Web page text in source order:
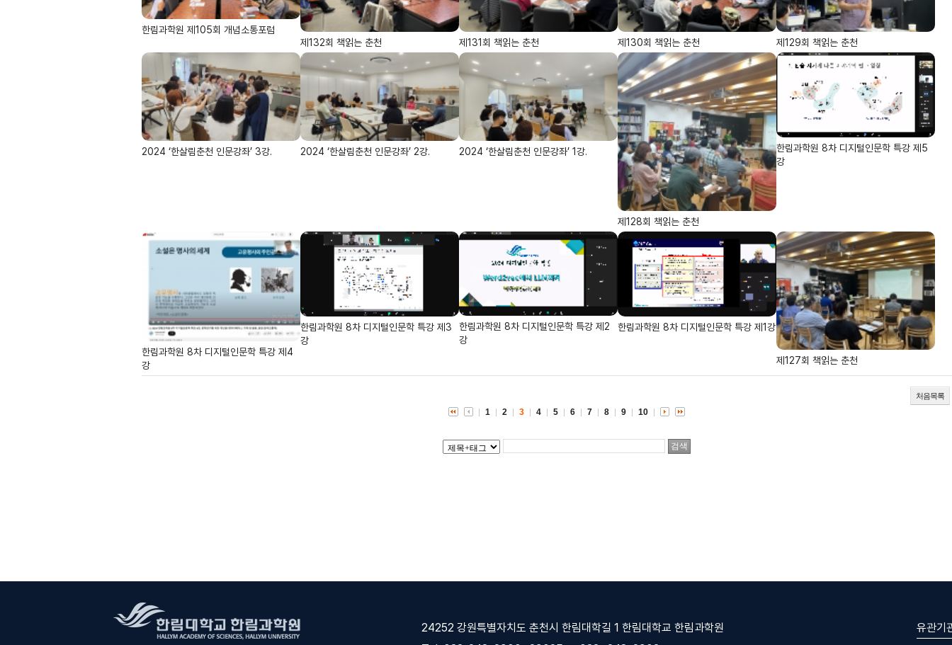
한림과학원 제105회 개념소통포럼
제132회 책읽는 춘천
제131회 책읽는 춘천 제130회 책읽는 춘천 제129회 책읽는 춘천
2024 ‘한살림춘천 인문강좌’ 3강. 2024 ‘한살림춘천 인문강좌’ 2강. 2024 ‘한살림춘천 인문강좌’ 1강.
제128회 책읽는 춘천
한림과학원 8차 디지털인문학 특강 제5
강
한림과학원 8차 디지털인문학 특강 제4
강
한림과학원 8차 디지털인문학 특강 제3
강
한림과학원 8차 디지털인문학 특강 제2
강
한림과학원 8차 디지털인문학 특강 제1강
제127회 책읽는 춘천
처음목록
1 2 3 4 5 6 7 8 9 10
24252 강원특별자치도 춘천시 한림대학길 1 한림대학교 한림과학원
유관기